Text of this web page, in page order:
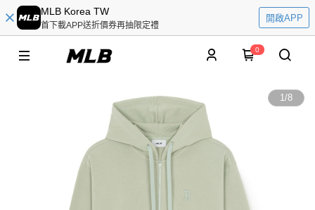
MLB Korea TW
首下載APP送折價券再抽限定禮
開啟APP
0
1/8